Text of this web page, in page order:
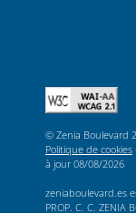
© Zenia Boulevard
Politique de cookies
à jour 08/08/2026
zeniaboulevard.es
PROP. C. C. ZENIA